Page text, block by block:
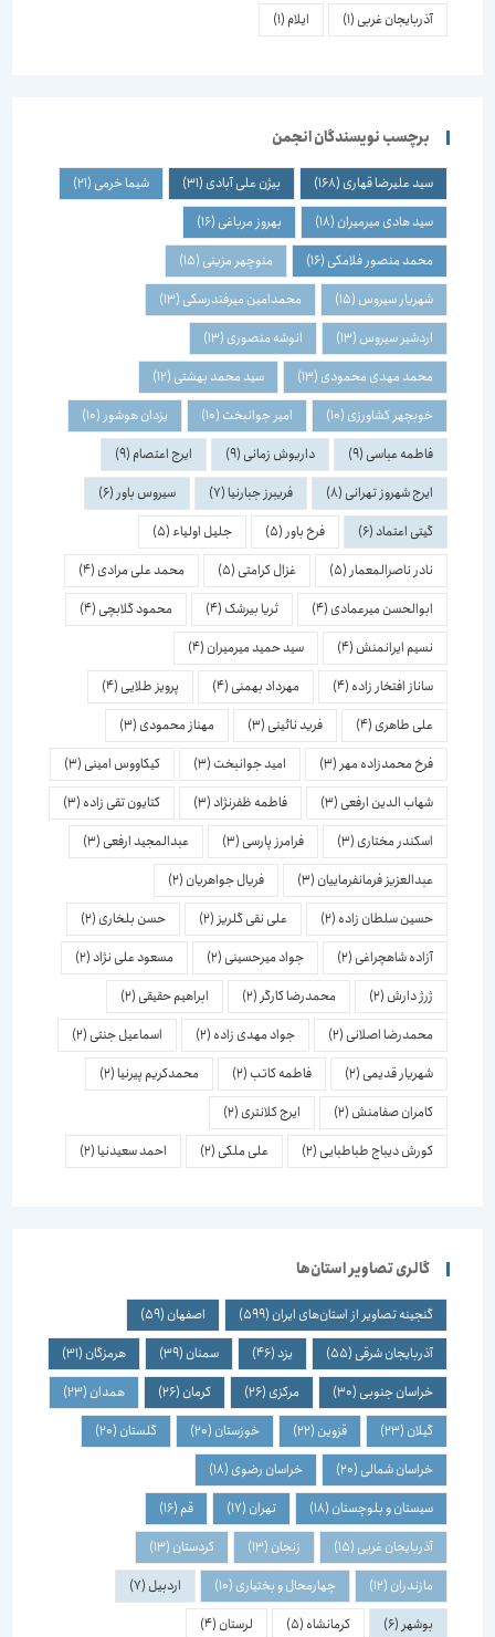
آذربایجان غربی(1) ایلام(1)
برچسب نویسندگان انجمن
سید علیرضا قهاری(168) بیژن علی آبادی(31) شیما خرمی(21)
سید هادی میرمیران(18) بهروز مرباغی(16)
محمد منصور فلامکی(16) منوچهر مزینی(15)
شهریار سیروس(15) محمدامین میرفندرسکی(13)
اردشیر سیروس(13) انوشه منصوری(13)
محمد مهدی محمودی(13) سید محمد بهشتی(12)
خوبچهر کشاورزی(10) امیر جوانبخت(10) یزدان هوشور(10)
فاطمه عباسی(9) داریوش زمانی(9) ایرج اعتصام(9)
ایرج شهروز تهرانی(8) فریبرز جبارنیا(7) سیروس باور (6)
گیتی اعتماد(6) فرخ باور (5) جلیل اولیاء(5)
نادر ناصرالمعمار(5) غزال کرامتی(5) محمد علی مرادی(4)
ابوالحسن میرعمادی(4) ثریا بیرشک(4) محمود گلابچی(4)
نسیم ایرانمنش(4) سید حمید میرمیران(4)
ساناز افتخار زاده(4) مهرداد بهمنی(4) پرویز طلایی(4)
علی طاهری(4) فرید نائینی(3) مهناز محمودی(3)
فرخ محمدزاده مهر (3) امید جوانبخت(3) کیکاووس امینی(3)
شهاب الدین ارفعی(3) فاطمه ظفرنژاد(3) کتایون تقی زاده(3)
اسكندر مختاری(3) فرامرز پارسی(3) عبدالمجید ارفعی(3)
عبدالعزیز فرمانفرماییان(3) فریال جواهریان(2)
حسین سلطان زاده(2) علی نقی گلریز(2) حسن بلخاری(2)
آزاده شاهچراغی(2) جواد میرحسینی(2) مسعود علی نژاد (2)
ژرژ دارش(2) محمدرضا کارگر(2) ابراهیم حقیقی(2)
محمدرضا اصلانی(2) جواد مهدی زاده(2) اسماعیل جنتی(2)
شهریار قدیمی(2) فاطمه کاتب(2) محمدکریم پیرنیا(2)
کامران صفامنش(2) ایرج کلانتری(2)
کورش دیباج طباطبایی(2) علی ملکی(2) احمد سعیدنیا(2)
گالری تصاویر استان‌ها
گنجینه تصاویر از استان‌های ایران(599) اصفهان(59)
آذربایجان شرقی(55)
(46) سمنان(39) هرمزگان(31)
خراسان جنوبی(30) مرکزی(26) کرمان(26) همدان(23)
گیلان(23) قزوین(22) خوزستان(20) گلستان(20)
خراسان شمالی(20) خراسان رضوی(18)
سیستان و بلوچستان(18) تهران(17)
(16)
آذربایجان غربی(15) زنجان(13) کردستان(13)
مازندران(12) چهارمحال و بختیاری(10) اردبیل(7)
بوشهر(6) کرمانشاه(5) لرستان(4)